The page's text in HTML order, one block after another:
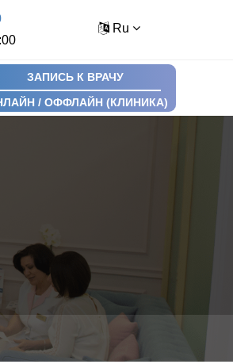
Ru
ЗАПИСЬ К ВРАЧУ
/ ОФФЛАЙН (КЛИНИКА)